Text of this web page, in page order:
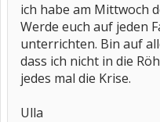
ich habe am Mittwoch
Werde euch auf jeden
unterrichten. Bin auf
dass ich nicht in die
jedes mal die Krise.
Ulla